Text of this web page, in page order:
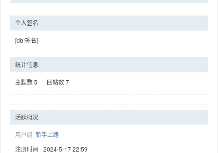
个人签名
[db:签名]
统计信息
主题数5 | 回帖数7
活跃概况
用户组 新手上路
注册时间
2024-5-17 22:59